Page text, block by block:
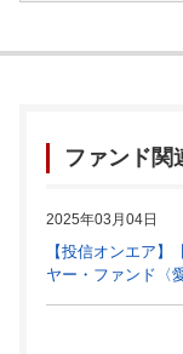
ファンド関
2025年03月04日
【投信オンエア
ヤー・ファンド〈